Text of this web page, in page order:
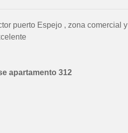
puerto Espejo , zona comercial y
apartamento 312